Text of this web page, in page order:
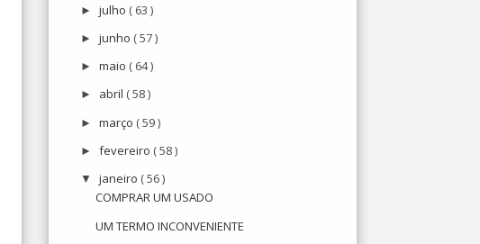
►julho ( 63 )
►junho ( 57 )
►maio ( 64 )
► abril ( 58 )
►março ( 59 )
►fevereiro ( 58 )
▼janeiro ( 56 )
COMPRAR UM USADO
UM TERMO INCONVENIENTE